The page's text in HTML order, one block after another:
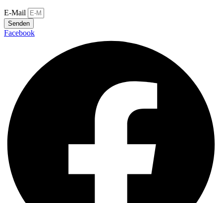
E-Mail
Senden
Facebook